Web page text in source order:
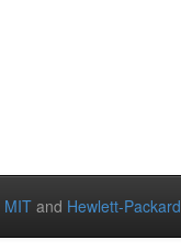
MIT and Hewlett-Packard